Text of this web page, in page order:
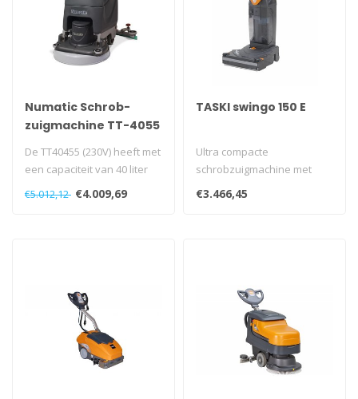
Numatic Schrob-
zuigmachine TT-4055
De TT40455 (230V) heeft met
een capaciteit van 40 liter
en de schrobborstel met ..
€5.012,12 €4.009,69
TASKI swingo 150 E
Ultra compacte
schrobzuigmachine met
borstelwals op
lichtnetaansluiting...
€3.466,45